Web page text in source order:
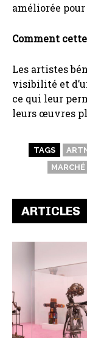
améliorée
Comment
Les artistes
visibilité et
ce qui leur
leurs œuvres
TAGS
MARCHÉ
ARTICLES